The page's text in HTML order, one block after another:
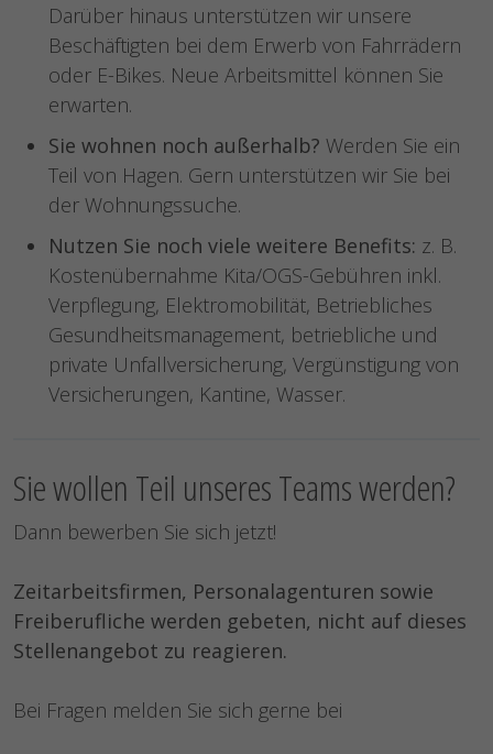
Darüber hinaus unterstützen wir unsere
Beschäftigten bei dem Erwerb von Fahrrädern
oder E-Bikes. Neue Arbeitsmittel können Sie
erwarten.
Sie wohnen noch außerhalb? Werden Sie ein
Teil von Hagen. Gern unterstützen wir Sie bei
der Wohnungssuche.
Nutzen Sie noch viele weitere Benefits: z. B.
Kostenübernahme Kita/OGS-Gebühren inkl.
Verpflegung, Elektromobilität, Betriebliches
Gesundheitsmanagement, betriebliche und
private Unfallversicherung, Vergünstigung von
Versicherungen, Kantine, Wasser.
Sie wollen Teil unseres Teams werden?
Dann bewerben Sie sich jetzt!
Zeitarbeitsfirmen, Personalagenturen sowie
Freiberufliche werden gebeten, nicht auf dieses
Stellenangebot zu reagieren.
Bei Fragen melden Sie sich gerne bei